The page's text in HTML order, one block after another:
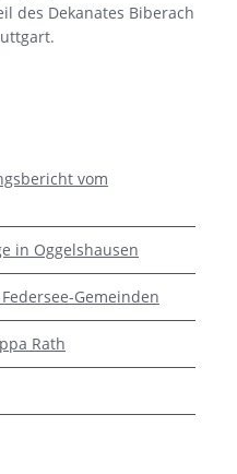
des Dekanates Biberach
vom
in Oggelshausen
Gemeinden
Rath